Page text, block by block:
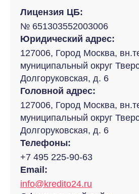
Лицензия ЦБ:
№ 651303552003006
Юридический адрес:
127006, Город Москва,
муниципальный округ
Долгоруковская, д. 6
Головной адрес:
127006, Город Москва,
муниципальный округ
Долгоруковская, д. 6
Телефоны:
+7 495 225-90-63
Email:
info@kredito24.ru